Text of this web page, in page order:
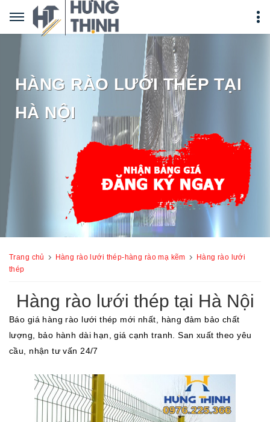
HÀNG RÀO LƯỚI THÉP TẠI
HÀ NỘI
Trang chủ Hàng rào lưới thép-hàng rào mạ kẽm
Hàng rào lưới
thép
Hàng rào lưới thép tại Hà Nội
Báo giá hàng rào lưới thép mới nhất, hàng đảm bảo chất
lượng, bảo hành dài hạn, giá cạnh tranh. San xuất theo yêu
cầu, nhận tư vấn 24/7